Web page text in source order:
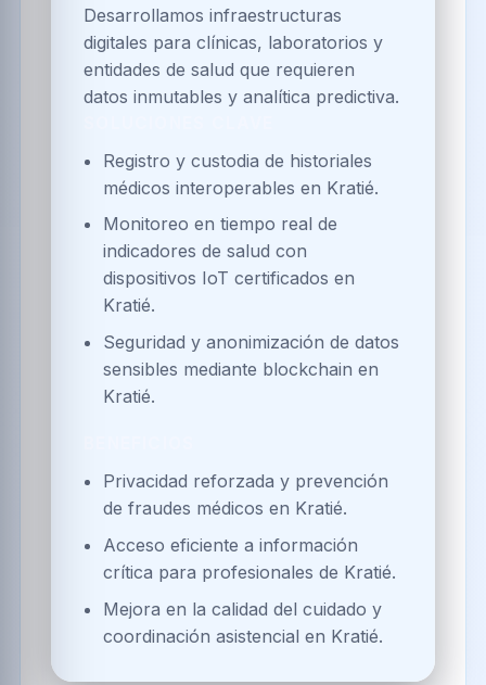
Desarrollamos infraestructuras
digitales para clínicas, laboratorios y
entidades de salud que requieren
datos inmutables y analítica predictiva.
Registro y custodia de historiales
médicos interoperables en Kratié.
Monitoreo en tiempo real de
indicadores de salud con
dispositivos IoT certificados en
Kratié.
Seguridad y anonimización de datos
sensibles mediante blockchain en
Kratié.
Privacidad reforzada y prevención
de fraudes médicos en Kratié.
Acceso eficiente a información
crítica para profesionales de Kratié.
Mejora en la calidad del cuidado y
coordinación asistencial en Kratié.